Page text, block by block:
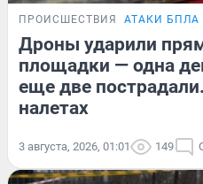
ПРОИСШЕСТВИЯ АТАКИ БПЛА
Дроны ударили
площадки — одна
еще две
налетах
3 августа, 2026, 01:01 149